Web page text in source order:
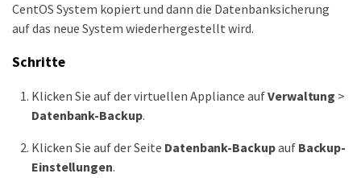
CentOS System kopiert und dann die Datenbanksicherung
auf das neue System wiederhergestellt wird.
Schritte
Klicken Sie auf der virtuellen Appliance aufVerwaltung >
Datenbank-Backup.
Klicken Sie auf der Seite Datenbank-Backupauf Backup-
Einstellungen.